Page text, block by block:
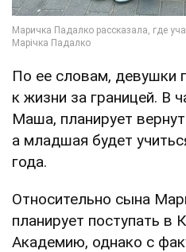
По ее словам, девушки
к жизни за границей. В
Маша, планирует
а младшая будет
года.
Относительно сына
планирует поступать в
Академию, однако с